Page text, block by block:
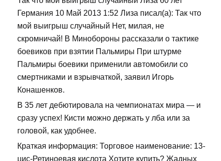
Германия 10 Май 2013 1:52 Лиза писал(а): Так что
мой выигрыш случайный Нет, милая, не
скромничай! В Минобороны рассказали о тактике
боевиков при взятии Пальмиры При штурме
Пальмиры боевики применили автомобили со
смертниками и взрывчаткой, заявил Игорь
Конашенков.
В 35 лет дебютировала на чемпионатах мира — и
сразу успех! Кисти можно держать у лба или за
головой, как удобнее.
Краткая информация: Торговое наименование: 13-
цис-Ретиноевая кислота Хотите купить? Жадных